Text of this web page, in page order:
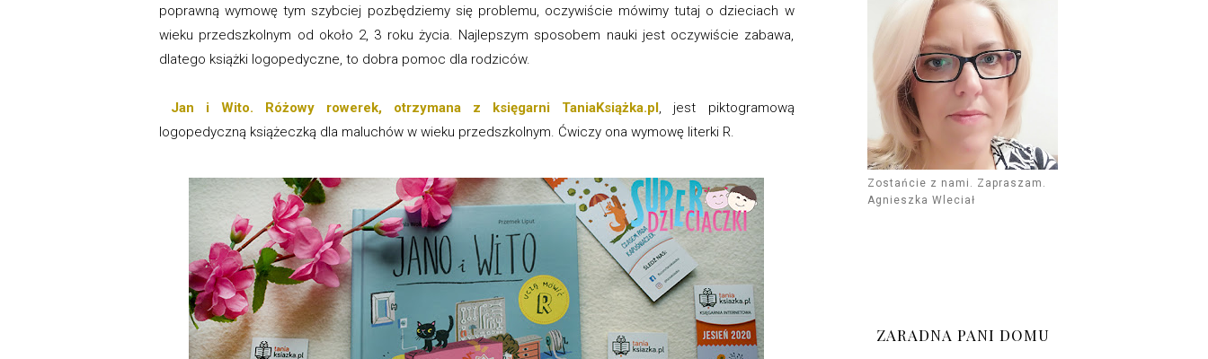
poprawną wymowę tym szybciej pozbędziemy się problemu, oczywiście mówimy tutaj o dzieciach w
wieku przedszkolnym od około 2, 3 roku życia. Najlepszym sposobem nauki jest oczywiście zabawa,
dlatego książki logopedyczne, to dobra pomoc dla rodziców.
Jan i Wito. Różowy rowerek, otrzymana z księgarni TaniaKsiążka.pl, jest piktogramową
logopedyczną książeczką dla maluchów w wieku przedszkolnym. Ćwiczy ona wymowę literki R.
Zostańcie z nami. Zapraszam.
Agnieszka Wleciał
ZARADNA PANI DOMU